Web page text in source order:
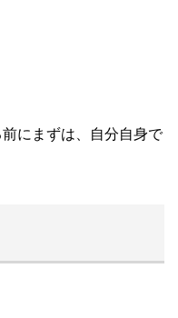
にまずは、自分自身で